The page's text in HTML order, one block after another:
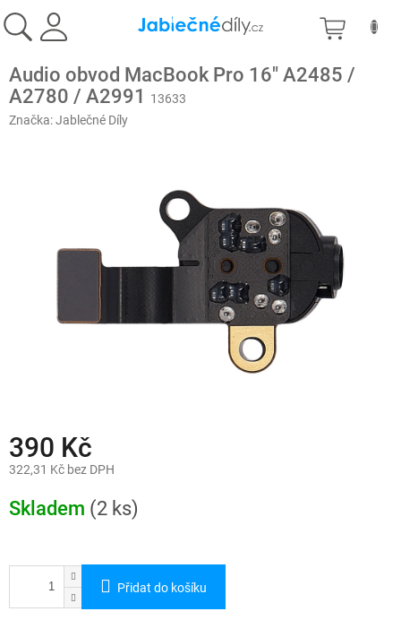
na
obsah
Audio obvod MacBook Pro 16" A2485 /
A2780 / A2991
13633
Značka:Jablečné Díly
390 Kč
322,31 Kč bez DPH
cena:
Skladem (2 ks)
Přidat do košíku